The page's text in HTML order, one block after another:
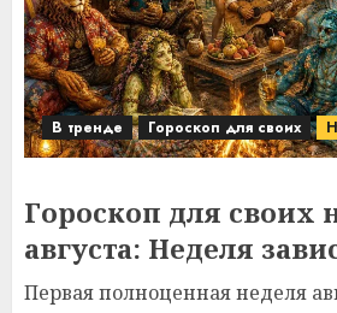
В тренде Гороскоп для своих
Гороскоп для своих
августа: Неделя
Первая полноценная неделя